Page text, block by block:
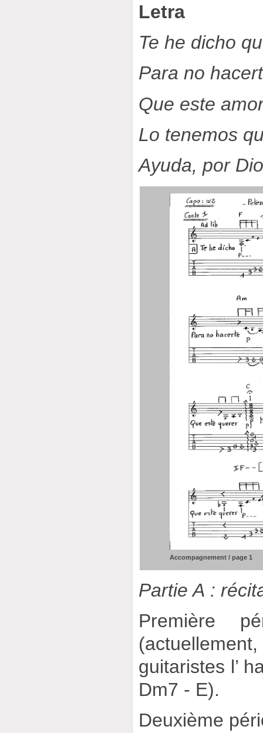
Letra
Te he dicho
Para no
Que este
Lo tenemos
Ayuda, por
Accompagnement / page 1
Partie A :
Première
guitaristes l’
Dm7 - E).
Deuxième